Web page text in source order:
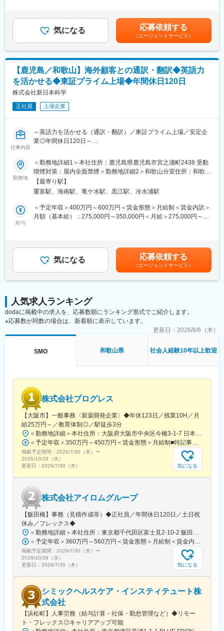
治験が成功するためにはCRCの役割が非常に重要で、医療の進歩
に貢献できるやりがいのある仕事です。
※担当する医療機関に常駐しての業務となります。
■治験コーディネーターで得られるスキル：
（1）コミュニケーション力：
患者さんに治験の内容をわかりやすく説明したり、医師や看護師
と連携することで伝える力が身に付きます。
（2）スケジュール管理力：
治験には決まった検査や診察の予定があるため、患者さんが無理
薬の種類や副作用、検査の内容など、医療に関する知識が自然と
増えていきます。薬剤師や看護師と話す機会も多いため学ぶこと
（4）パソコンや書類の整理力：
検査の結果を記録したり、書類をまとめたりする仕事もありま
す。パソコンの使い方や、正確に記録する力が身につきます。
（5）チームで働く力：
治験は医師、看護師、薬剤師など、いろんな職種の人と協力して
進めるので、チームワークの大切さを学べます。
残業時間も月15時間程度、産休育休の取得実績も多数あり、育児
手当もございます。
CRC社内認定制度を採用し、継続研修を充実させることで常に新
しい知識を身につけ、スキルアップできる環境を用意していま
す。
の疾患領域の専門的な経験を積んでいくことも可能です。
ェンジ、事業の枠をこえ新たなキャリアにチャレンジされている
変更の範囲：会社の定める業務
る可能性があります。月給(月額)は固定手当を含めた表記です。
気になる 応募依頼する
（エージェントサービス）
【鹿児島／和歌山】海外顧客との通訳・翻訳◆英語力
を活かせる◆東証プライム上場◆年間休日120日
株式会社新日本科学
正社員 上場企業
仕事内容
～英語力を活かせる（通訳・翻訳）／東証プライム上場／安定企
業◎年間休日120日～
■業務内容：
鹿児島本社もしくは和歌山分室にて海外からの来客対応や事務対
応の仕事です。
・海外顧客の来客対応・ミーティング時の通訳（日⇔英語）（主
に日本人研究者とのコミュニケーションサポート）
・海外顧客向け書類のNative check（日→英、英→英）
・訪問サポート（手配のサポート、観光同行）
す。
築き、その後、「薬物動態・分析受託事業」、「臨床試験受託事
業」などを包含して、医薬品開発過程における一貫した総合受託
体制を確立しました。近年はその豊富なノウハウと知見を活かし
「再生医療」や「経鼻製剤基盤技術」と言った新たな領域にて事
ーションをいち早く成し遂げ、米国や中国、東南アジアなどに現
ズにお応えしながら、その総合力をグローバルに発信していま
る企業です
変更の範囲：会社の定める業務
勤務地
＜勤務地詳細1＞本社住所：鹿児島県鹿児島市宮之浦町2438 受動
喫煙対策：屋内全面禁煙＜勤務地詳細2＞和歌山分室住所：和歌山
県海南市南赤坂16-1 受動喫煙対策：屋内全面禁煙変更の範囲：会
社の定める事業所
【最寄り駅】
重富駅、海南駅、竜ケ水駅、黒江駅、冷水浦駅
給与
＜予定年収＞400万円～600万円＜賃金形態＞月給制＜賃金内訳＞
月額（基本給）：275,000円～350,000円＜月給＞275,000円～
可能性があります。月給(月額)は固定手当を含めた表記です。
気になる 応募依頼する
（エージェントサービス）
人気求人ランキング
dodaに掲載中の求人を、応募数順にランキング形式でご紹介します。
※応募数が同数の場合は、新着順に表示しています。
更新日： 2026/8/6（木）
SMO 和歌山県 社会人経験10年以上歓迎
株式会社プログレス
【大阪市】一般事務〈新薬開発企業〉◆年休123日／残業10H／月
給25万円～／教育体制◎／駅徒歩3分
＜勤務地詳細＞本社住所：大阪府大阪市中央区今橋3-1-7 日本生命今橋ビル受動喫煙対策：屋内全面禁煙変更の範囲：無
＜予定年収＞350万円～450万円＜賃金形態＞月給制■特記事項なし＜賃金内訳＞月額（基本給）：232,000円～260,000円固定残業手当/月：18,000円～20,000円（固定残業時間10時間0分/月）超過した時間外労働の残業手当は追加支給＜月給＞250,000円～280,000円（一律手当を含む）＜昇給有無＞有＜残業手当＞有＜給与補足＞■賞与（年4回）：初年度0.7か月分、2年目以降1.4か月（変動有）■昇給（年1回以上）＊通勤手当（全額）＊住宅手当＊習い事支援手当 （社員が契約した習い事を上限7,000円として80％を支給）＊医療費補助手当 （社員とその両親の保険診療の医療費の自己負担額の50％を支給）賃金はあくまでも目安の金額であり、選考を通じて上下する可能性があります。月給(月額)は固定手当を含めた表記です。
掲載予定期間： 2026/7/30（木） 〜
2026/10/28（水）
更新日： 2026/7/30（木） 気になる
株式会社アイロムグループ
【飯田橋】事務（見積作成等）◆正社員／年間休日120日／土日祝
休み／フレックス◆
＜勤務地詳細＞本社住所：東京都千代田区富士見2-10-2 飯田橋グラン・ブルーム勤務地最寄駅：各線／飯田橋駅受動喫煙対策：屋内全面禁煙
＜予定年収＞360万円～560万円＜賃金形態＞月給制＜賃金内訳＞月額（基本給）：290,000円～350,000円＜月給＞290,000円～350,000円＜昇給有無＞有＜残業手当＞有＜給与補足＞※詳細は、能力・経験に応じて決定します。■昇給：年1回■賞与：年2回（但し、決算賞与追加支給にて年3回の実績有）賃金はあくまでも目安の金額であり、選考を通じて上下する可能性があります。月給(月額)は固定手当を含めた表記です。
掲載予定期間： 2026/7/30（木） 〜
2026/10/28（水）
更新日： 2026/7/30（木） 気になる
シミックヘルスケア・インスティテュート株
式会社
【浜松町】人事労務（給与計算・社保・勤怠管理など）◆リモー
ト・フレックス◎キャリアアップ可能